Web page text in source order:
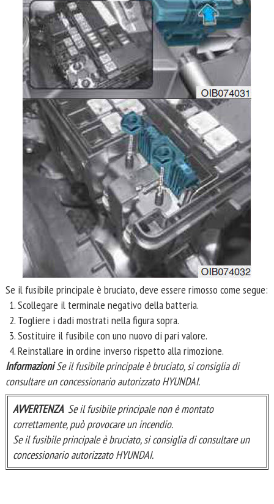
Se il fusibile principale è bruciato, deve essere rimosso come segue:
Scollegare il terminale negativo della batteria.
Togliere i dadi mostrati nella figura sopra.
Sostituire il fusibile con uno nuovo di pari valore.
Reinstallare in ordine inverso rispetto alla rimozione.
InformazioniSe il fusibile principale è bruciato, si consiglia di
consultare un concessionario autorizzato HYUNDAI.
AVVERTENZA Se il fusibile principale non è montato
correttamente, può provocare un incendio.
Se il fusibile principale è bruciato, si consiglia di consultare un
concessionario autorizzato HYUNDAI.